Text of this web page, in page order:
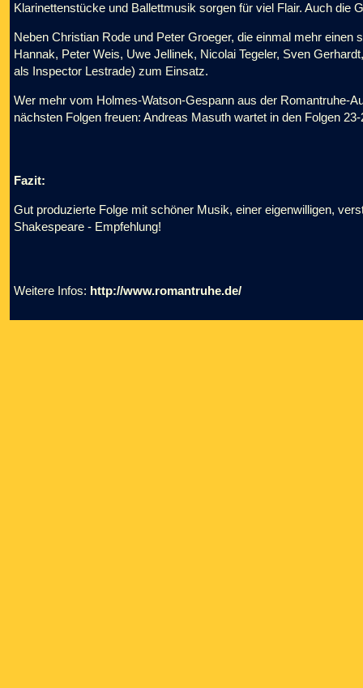
Klarinettenstücke und Ballettmusik sorgen für viel Flair. Auch die
Neben Christian Rode und Peter Groeger, die einmal mehr
Hannak, Peter Weis, Uwe Jellinek, Nicolai Tegeler, Sven
als Inspector Lestrade) zum Einsatz.
Wer mehr vom Holmes-Watson-Gespann aus der Romantruhe-
nächsten Folgen freuen: Andreas Masuth wartet in den Folgen
Fazit:
Gut produzierte Folge mit schöner Musik, einer eigenwilligen,
Shakespeare - Empfehlung!
Weitere Infos: http://www.romantruhe.de/